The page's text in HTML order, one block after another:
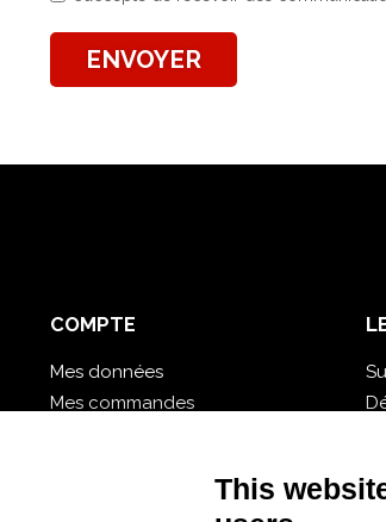
ENVOYER
COMPTE
Mes données
Mes commandes
This